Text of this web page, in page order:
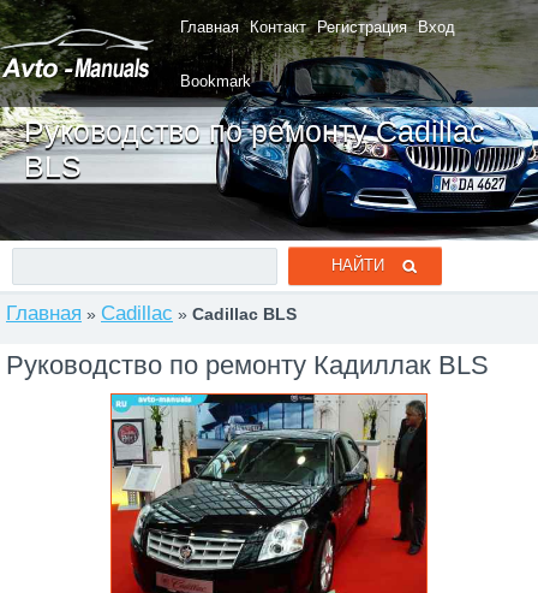
Главная Контакт Регистрация Вход
Bookmark
Руководство по ремонту Cadillac
BLS
Главная » Cadillac » Cadillac BLS
Руководство по ремонту Кадиллак BLS